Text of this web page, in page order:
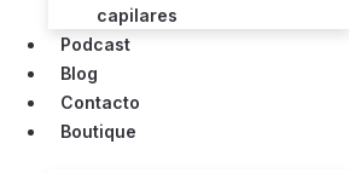
capilares
Podcast
Blog
Contacto
Boutique